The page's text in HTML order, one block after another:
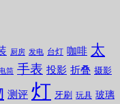
厨房 发电 台灯 咖啡 太
筒 手表 投影 折叠 摄影
测评 灯 牙刷 玩具 玻璃